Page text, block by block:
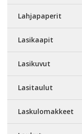
Lahjapaperit
Lasikaapit
Lasikuvut
Lasitaulut
Laskulomakkeet